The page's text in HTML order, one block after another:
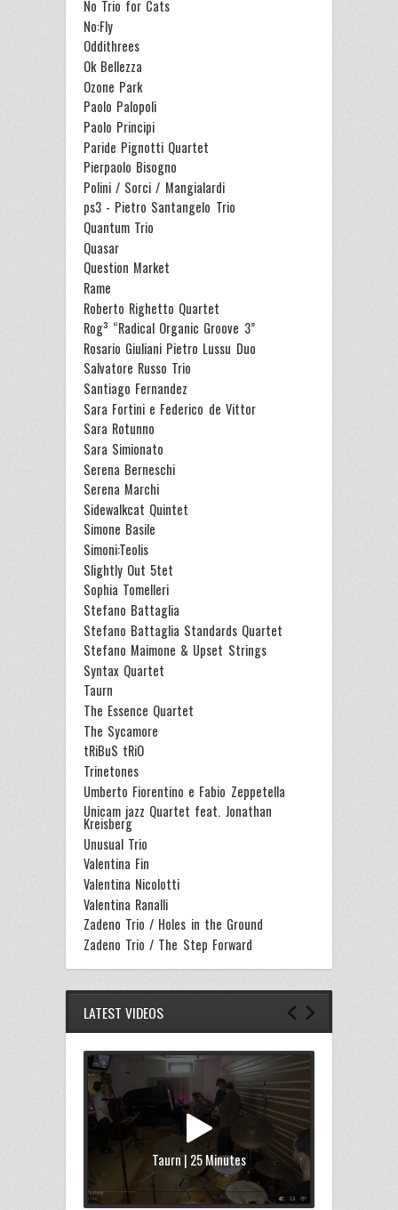
No Trio for Cats
No:Fly
Oddithrees
Ok Bellezza
Ozone Park
Paolo Palopoli
Paolo Principi
Paride Pignotti Quartet
Pierpaolo Bisogno
Polini / Sorci / Mangialardi
ps3 - Pietro Santangelo Trio
Quantum Trio
Quasar
Question Market
Rame
Roberto Righetto Quartet
Rog³ “Radical Organic Groove 3”
Rosario Giuliani Pietro Lussu Duo
Salvatore Russo Trio
Santiago Fernandez
Sara Fortini e Federico de Vittor
Sara Rotunno
Sara Simionato
Serena Berneschi
Serena Marchi
Sidewalkcat Quintet
Simone Basile
Simoni:Teolis
Slightly Out 5tet
Sophia Tomelleri
Stefano Battaglia
Stefano Battaglia Standards Quartet
Stefano Maimone & Upset Strings
Syntax Quartet
Taurn
The Essence Quartet
The Sycamore
tRiBuS tRiO
Trinetones
Umberto Fiorentino e Fabio Zeppetella
Unicam jazz Quartet feat. Jonathan
Kreisberg
Unusual Trio
Valentina Fin
Valentina Nicolotti
Valentina Ranalli
Zadeno Trio / Holes in the Ground
Zadeno Trio / The Step Forward
LATEST VIDEOS
Taurn | 25 Minutes